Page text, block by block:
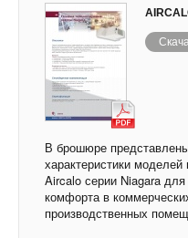
В брошюре
характеристики
Aircalo серии Niagara
комфорта в
производственных